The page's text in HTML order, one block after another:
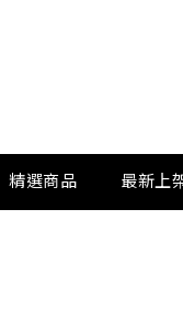
精選商品 最新上